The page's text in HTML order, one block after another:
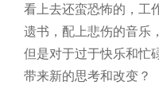
看上去还蛮恐怖的，工
遗书，配上悲伤的音乐
但是对于过于快乐和忙
带来新的思考和改变？